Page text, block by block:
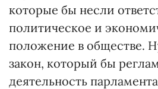
которые бы несли
политическое и
положение в обществе.
закон, который бы
деятельность